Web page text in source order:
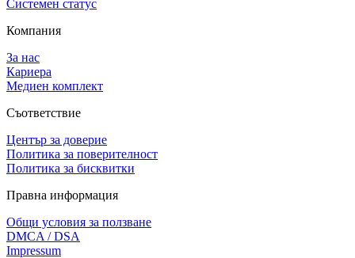
Системен статус
Компания
За нас
Кариера
Медиен комплект
Съответствие
Център за доверие
Политика за поверителност
Политика за бисквитки
Правна информация
Общи условия за ползване
DMCA / DSA
Impressum